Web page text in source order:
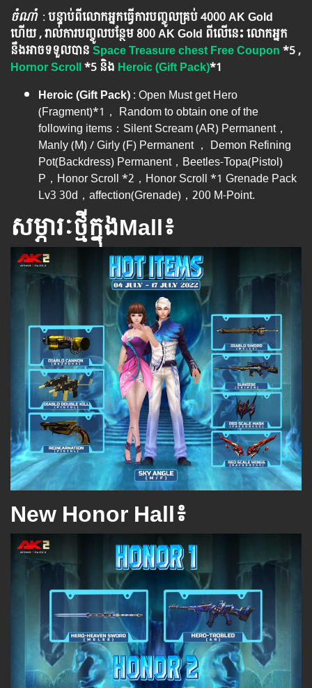
ចំណាំ​​​ :បន្ទាប់ពីលោកអ្នក​ធ្វើការបញ្ចូលគ្រប់ 4000​ AK Gold​
ហើយ , រាល់ការបញ្ចូលបន្ថែម 800 AK​ Gold​​ ពីលើនេះ លោកអ្នក
នឹងអាចទទួលបាន​Space Treasure chest Free Coupon*5 ,
Hornor Scroll*5 និង Heroic (Gift Pack)*1
Heroic (Gift Pack): Open Must get Hero
(Fragment)*1， Random to obtain one of the
following items：Silent Scream (AR) Permanent，
Manly (M) / Girly (F) Permanent ， Demon Refining
Pot(Backdress) Permanent，Beetles-Topa(Pistol)
P，Honor Scroll *2，Honor Scroll *1 Grenade Pack
Lv3 30d，affection(Grenade)，200 M-Point.
សម្ភារៈថ្មីក្នុងMall៖
New Honor Hall៖